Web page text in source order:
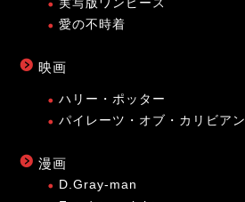
実写版ワンピース
愛の不時着
映画
ハリー・ポッター
パイレーツ・オブ・カリビアン
漫画
D.Gray-man